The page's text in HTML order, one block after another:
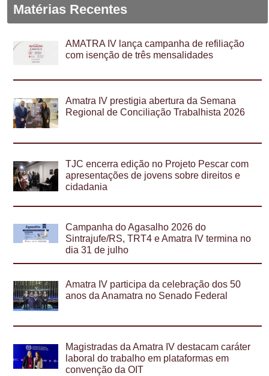
Matérias Recentes
AMATRA IV lança campanha de refiliação
com isenção de três mensalidades
Amatra IV prestigia abertura da Semana
Regional de Conciliação Trabalhista 2026
TJC encerra edição no Projeto Pescar com
apresentações de jovens sobre direitos e
cidadania
Campanha do Agasalho 2026 do
Sintrajufe/RS, TRT4 e Amatra IV termina no
dia 31 de julho
Amatra IV participa da celebração dos 50
anos da Anamatra no Senado Federal
Magistradas da Amatra IV destacam caráter
laboral do trabalho em plataformas em
convenção da OIT